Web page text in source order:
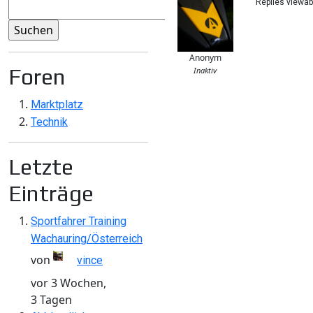
Foren
Marktplatz
Technik
Letzte
Einträge
Sportfahrer Training
Wachauring/Österreich
von vince
vor 3 Wochen,
3 Tagen
Anonym
Inaktiv
Replies